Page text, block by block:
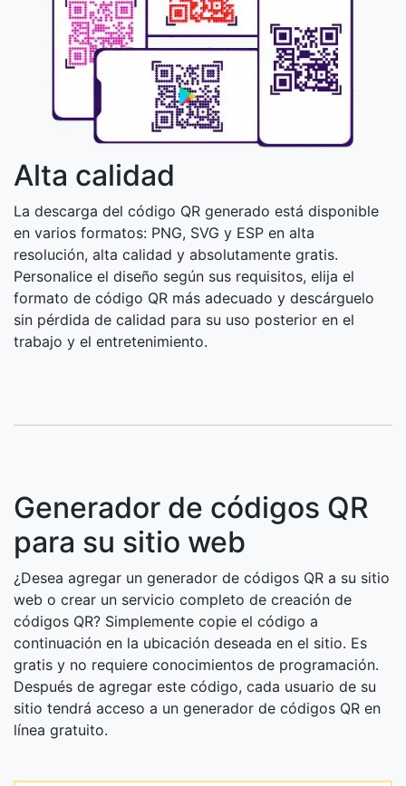
Alta calidad
La descarga del código QR generado está disponible
en varios formatos: PNG, SVG y ESP en alta
resolución, alta calidad y absolutamente gratis.
Personalice el diseño según sus requisitos, elija el
formato de código QR más adecuado y descárguelo
sin pérdida de calidad para su uso posterior en el
trabajo y el entretenimiento.
Generador de códigos QR
para su sitio web
¿Desea agregar un generador de códigos QR a su sitio
web o crear un servicio completo de creación de
códigos QR? Simplemente copie el código a
continuación en la ubicación deseada en el sitio. Es
gratis y no requiere conocimientos de programación.
Después de agregar este código, cada usuario de su
sitio tendrá acceso a un generador de códigos QR en
línea gratuito.